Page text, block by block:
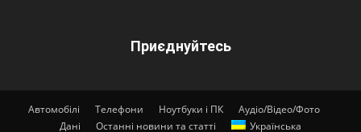
Приєднуйтесь
Автомобілі Телефони Ноутбуки і ПК
Аудіо/Відео/Фото
Дані
Останні новини та статті Українська